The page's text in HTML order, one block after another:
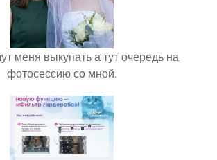
меня выкупать а тут очередь на
фотосессию со мной.